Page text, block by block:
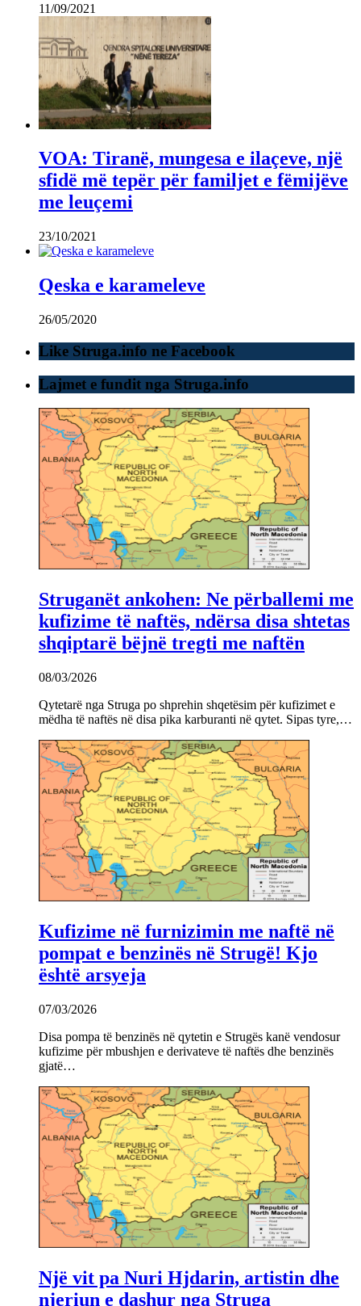
11/09/2021
VOA: Tiranë, mungesa e ilaçeve, një
sfidë më tepër për familjet e fëmijëve
me leuçemi
23/10/2021
Qeska e karameleve
26/05/2020
Like Struga.info ne Facebook
Lajmet e fundit nga Struga.info
Struganët ankohen: Ne përballemi me
kufizime të naftës, ndërsa disa shtetas
shqiptarë bëjnë tregti me naftën
08/03/2026
Qytetarë nga Struga po shprehin shqetësim për kufizimet e
mëdha të naftës në disa pika karburanti në qytet. Sipas tyre,…
Kufizime në furnizimin me naftë në
pompat e benzinës në Strugë! Kjo
është arsyeja
07/03/2026
Disa pompa të benzinës në qytetin e Strugës kanë vendosur
kufizime për mbushjen e derivateve të naftës dhe benzinës
gjatë…
Një vit pa Nuri Hjdarin, artistin dhe
njeriun e dashur nga Struga